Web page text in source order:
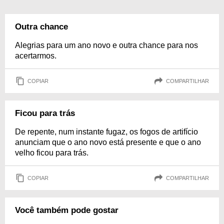
Outra chance
Alegrias para um ano novo e outra chance para nos
acertarmos.
COPIAR COMPARTILHAR
Ficou para trás
De repente, num instante fugaz, os fogos de artifício
anunciam que o ano novo está presente e que o ano
velho ficou para trás.
COPIAR COMPARTILHAR
Você também pode gostar